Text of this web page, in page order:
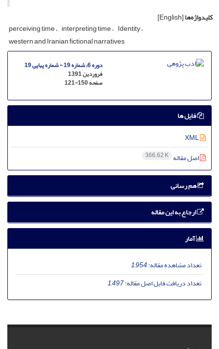
کلیدواژه‌ها[English]
perceiving time interpreting time Identity
western and Iranian fictional narratives
دوره 6، شماره 19 - شماره پیاپی 19
فروردین 1391
صفحه121-150
فایل ها
اصل مقاله 366.62 K
هم رسانی
ارجاع به این مقاله
آمار
تعداد مشاهده مقاله:1,954
تعداد دریافت فایل اصل مقاله:1,497